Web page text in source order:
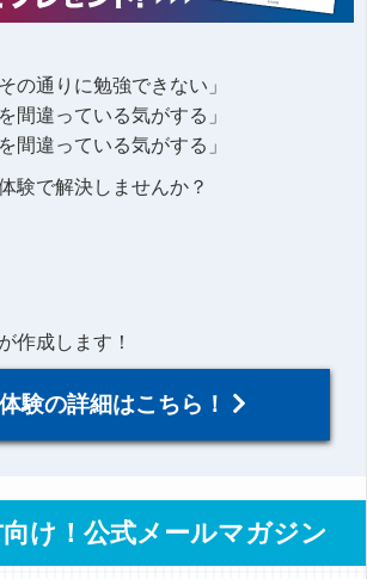
の通りに勉強できない」
間違っている気がする」
間違っている気がする」
験で解決しませんか？
作成します！
験の詳細はこちら！
け！公式メールマガジン